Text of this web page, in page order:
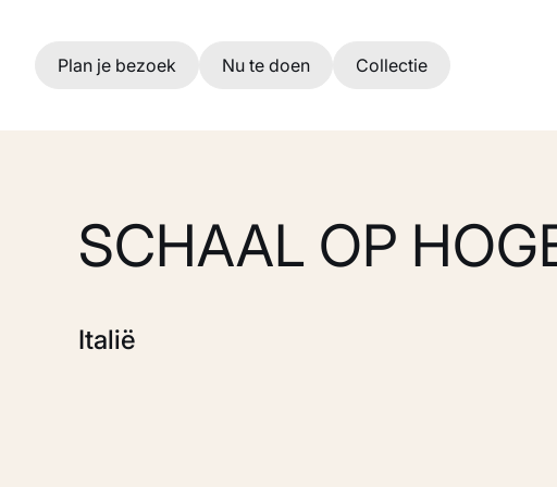
Ga naar hoofdinhoud
Plan je bezoek Nu te doen Collectie
SCHAAL OP
Italië